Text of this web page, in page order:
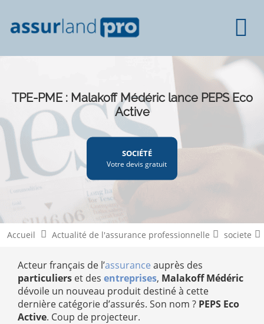
TPE-PME : Malakoff Médéric lance PEPS Eco
Active
SOCIÉTÉ
Votre devis gratuit
Accueil Actualité de l'assurance professionnelle societe
Acteur français de l’assurance auprès des
particuliers et des entreprises, Malakoff Médéric
dévoile un nouveau produit destiné à cette
dernière catégorie d’assurés. Son nom ? PEPS Eco
Active. Coup de projecteur.